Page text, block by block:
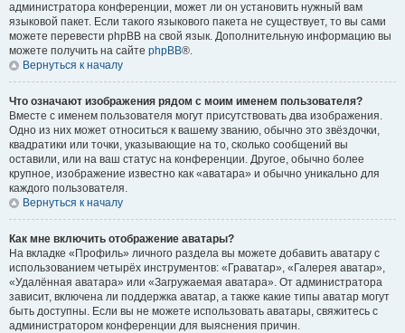
администратора конференции, может ли он установить нужный вам
языковой пакет. Если такого языкового пакета не существует, то вы сами
можете перевести phpBB на свой язык. Дополнительную информацию вы
можете получить на сайте phpBB®.
Вернуться к началу
Что означают изображения рядом с моим именем пользователя?
Вместе с именем пользователя могут присутствовать два изображения.
Одно из них может относиться к вашему званию, обычно это звёздочки,
квадратики или точки, указывающие на то, сколько сообщений вы
оставили, или на ваш статус на конференции. Другое, обычно более
крупное, изображение известно как «аватара» и обычно уникально для
каждого пользователя.
Вернуться к началу
Как мне включить отображение аватары?
На вкладке «Профиль» личного раздела вы можете добавить аватару с
использованием четырёх инструментов: «Граватар», «Галерея аватар»,
«Удалённая аватара» или «Загружаемая аватара». От администратора
зависит, включена ли поддержка аватар, а также какие типы аватар могут
быть доступны. Если вы не можете использовать аватары, свяжитесь с
администратором конференции для выяснения причин.